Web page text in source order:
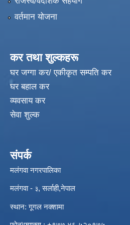
वर्तमान योजना
कर तथा शुल्कहरू
घर जग्गा कर/ एकीकृत सम्पति कर
घर बहाल कर
व्यवसाय कर
सेवा शुल्क
संपर्क
मलंगवा नगरपालिका
मलंगवा - ३, सर्लाही,नेपाल
स्थान: गूगल नक्शामा